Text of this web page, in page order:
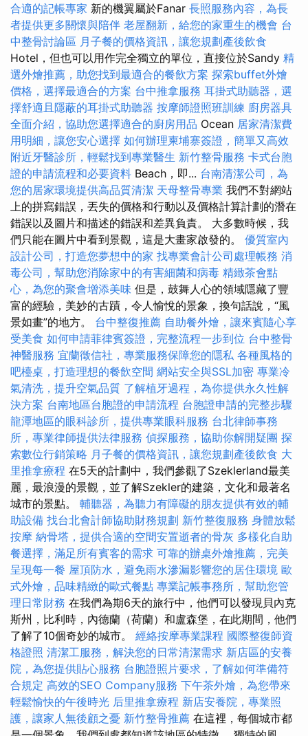
合適的記帳專家 新的機翼屬於Fanar 長照服務內容，為長
者提供更多關懷與陪伴 老屋翻新，給您的家重生的機會 台
中整骨討論區 月子餐的價格資訊，讓您規劃產後飲食
Hotel，但也可以用作完全獨立的單位，直接位於Sandy 精
選外燴推薦，助您找到最適合的餐飲方案 探索buffet外燴
價格，選擇最適合的方案 台中推拿服務 耳掛式助聽器，選
擇舒適且隱蔽的耳掛式助聽器 按摩師證照班訓練 廚房器具
全面介紹，協助您選擇適合的廚房用品 Ocean 居家清潔費
用明細，讓您安心選擇 如何辦理柬埔寨簽證，簡單又高效
附近牙醫診所，輕鬆找到專業醫生 新竹整骨服務 卡式台胞
證的申請流程和必要資料 Beach，即... 台南清潔公司，為
您的居家環境提供高品質清潔 天母整骨專業 我們不對網站
上的拼寫錯誤，丟失的價格和行動以及價格計算計劃的潛在
錯誤以及圖片和描述的錯誤和差異負責。 大多數時候，我
們只能在圖片中看到景觀，這是大畫家啟發的。 優質室內
設計公司，打造您夢想中的家 找專業會計公司處理帳務 消
毒公司，幫助您消除家中的有害細菌和病毒 精緻茶會點
心，為您的聚會增添美味 但是，鼓舞人心的領域隱藏了豐
富的經驗，美妙的古蹟，令人愉悅的景象，換句話說，“風
景如畫”的地方。 台中整復推薦 自助餐外燴，讓來賓隨心享
受美食 如何申請菲律賓簽證，完整流程一步到位 台中整骨
神醫服務 宜蘭徵信社，專業服務保障您的隱私 各種風格的
吧檯桌，打造理想的餐飲空間 網站安全與SSL加密 專業冷
氣清洗，提升空氣品質 了解植牙過程，為你提供永久性解
決方案 台南地區台胞證的申請流程 台胞證申請的完整步驟
龍潭地區的眼科診所，提供專業眼科服務 台北律師事務
所，專業律師提供法律服務 偵探服務，協助你解開疑團 探
索數位行銷策略 月子餐的價格資訊，讓您規劃產後飲食 大
里推拿療程 在5天的計劃中，我們參觀了Szeklerland最美
麗，最浪漫的景觀，並了解Szekler的建築，文化和最著名
城市的景點。 輔聽器，為聽力有障礙的朋友提供有效的輔
助設備 找台北會計師協助財務規劃 新竹整復服務 身體放鬆
按摩 納骨塔，提供合適的空間安置逝者的骨灰 多樣化自助
餐選擇，滿足所有賓客的需求 可靠的辦桌外燴推薦，完美
呈現每一餐 屋頂防水，避免雨水滲漏影響您的居住環境 歐
式外燴，品味精緻的歐式餐點 專業記帳事務所，幫助您管
理日常財務 在我們為期6天的旅行中，他們可以發現貝內克
斯州，比利時，內德蘭（荷蘭）和盧森堡，在此期間，他們
了解了10個奇妙的城市。 經絡按摩專業課程 國際整復師資
格證照 清潔工服務，解決您的日常清潔需求 新店區的安養
院，為您提供貼心服務 台胞證照片要求，了解如何準備符
合規定 高效的SEO Company服務 下午茶外燴，為您帶來
輕鬆愉快的午後時光 后里推拿療程 新店安養院，專業照
護，讓家人無後顧之憂 新竹整骨推薦 在這裡，每個城市都